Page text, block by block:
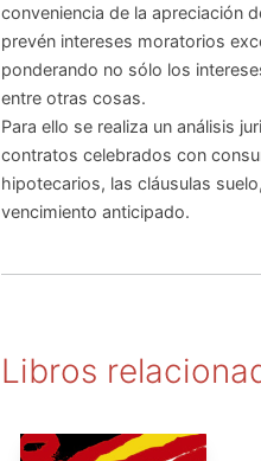
conveniencia de la apreciación
prevén intereses moratorios
ponderando no sólo los
entre otras cosas.
Para ello se realiza un análisis
contratos celebrados con
hipotecarios, las cláusulas
vencimiento anticipado.
Libros